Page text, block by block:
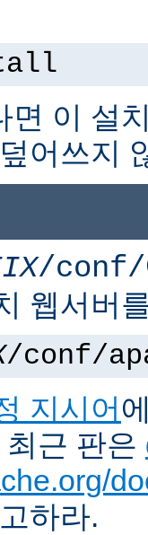
면 이 설
어쓰지
/conf/
웹서버
/conf/
지시어
근 판은
하라.